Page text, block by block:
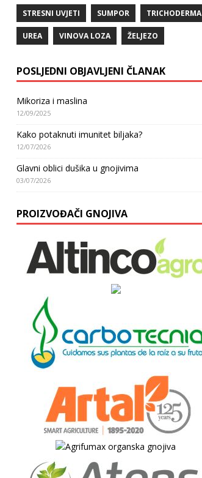
STRESNI UVJETI SUMPOR TRICHODERMA
UREA VINOVA LOZA ŽELJEZO
POSLJEDNI OBJAVLJENI ČLANAK
Mikoriza i maslina
12/09/2025
Kako potaknuti imunitet biljaka?
12/07/2026
Glavni oblici dušika u gnojivima
03/07/2026
PROIZVOĐAČI GNOJIVA